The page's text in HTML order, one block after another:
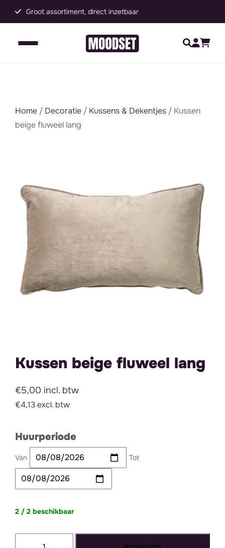
Groot assortiment, direct inzetbaar
Home / Decoratie / Kussens & Dekentjes / Kussen
beige fluweel lang
Kussen beige fluweel lang
€5,00 incl. btw
€4,13 excl. btw
Huurperiode
Van Tot
2 / 2 beschikbaar